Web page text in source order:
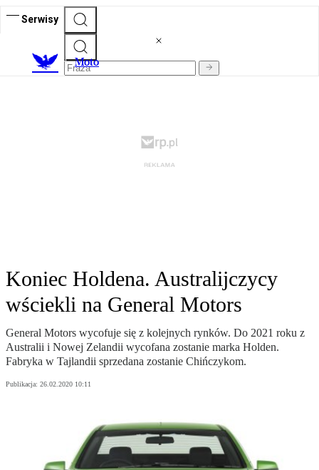
Serwisy
Moto
Koniec Holdena. Australijczycy
wściekli na General Motors
General Motors wycofuje się z kolejnych rynków. Do 2021 roku z
Australii i Nowej Zelandii wycofana zostanie marka Holden.
Fabryka w Tajlandii sprzedana zostanie Chińczykom.
Publikacja: 26.02.2020 10:11